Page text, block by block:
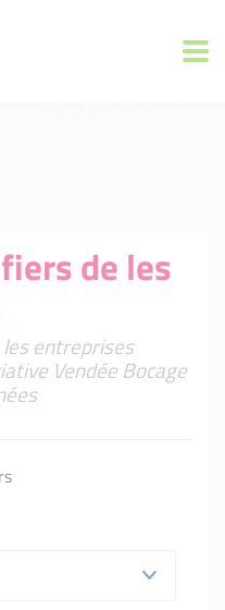
de les
entreprises
Vendée Bocage